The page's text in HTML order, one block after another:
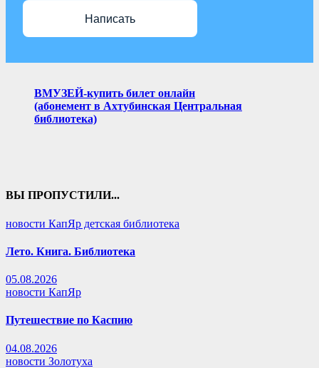
Написать
ВМУЗЕЙ-купить билет онлайн
(абонемент в Ахтубинская Центральная
библиотека)
ВЫ ПРОПУСТИЛИ...
новости КапЯр детская библиотека
Лето. Книга. Библиотека
05.08.2026
новости КапЯр
Путешествие по Каспию
04.08.2026
новости Золотуха